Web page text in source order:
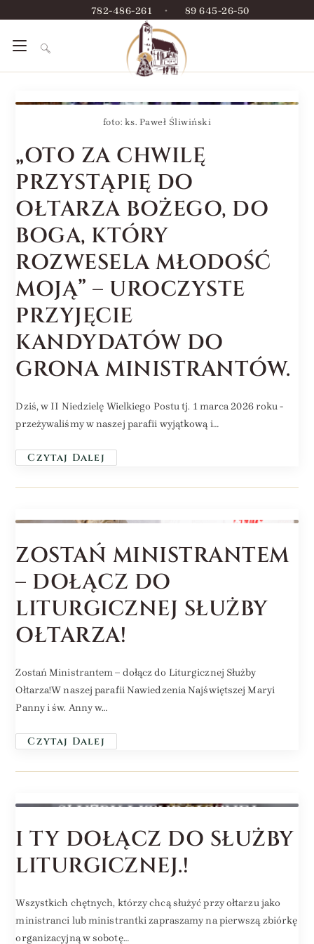
782-486-261 • 89 645-26-50
foto: ks. Paweł Śliwiński
„OTO ZA CHWILĘ
PRZYSTĄPIĘ DO
OŁTARZA BOŻEGO, DO
BOGA, KTÓRY
ROZWESELA MŁODOŚĆ
MOJĄ” – UROCZYSTE
PRZYJĘCIE
KANDYDATÓW DO
GRONA MINISTRANTÓW.
Dziś, w II Niedzielę Wielkiego Postu tj. 1 marca 2026 roku -
przeżywaliśmy w naszej parafii wyjątkową i…
Czytaj Dalej
ZOSTAŃ MINISTRANTEM
– DOŁĄCZ DO
LITURGICZNEJ SŁUŻBY
OŁTARZA!
Zostań Ministrantem – dołącz do Liturgicznej Służby
Ołtarza!W naszej parafii Nawiedzenia Najświętszej Maryi
Panny i św. Anny w…
Czytaj Dalej
I TY DOŁĄCZ DO SŁUŻBY
LITURGICZNEJ.!
Wszystkich chętnych, którzy chcą służyć przy ołtarzu jako
ministranci lub ministrantki zapraszamy na pierwszą zbiórkę
organizacyjną w sobotę…